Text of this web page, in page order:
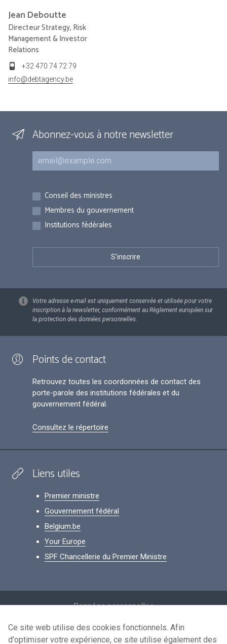
Jean Deboutte
Directeur Strategy, Risk
Management & Investor
Relations
+32 470 74 72 79
info@debtagency.be
Abonnez-vous à notre newsletter
Courriel
Inscriptions
Conseil des ministres
Membres du gouvernement
Institutions fédérales
Votre adresse e-mail est uniquement conservée et utilisée pour votre
inscription à la newsletter, conformément au Règlement européen sur
la protection des données personnelles.
Points de contact
Retrouvez toutes les coordonnées de contact des
porte-parole des institutions fédérales et du
gouvernement fédéral.
Consultez le répertoire
Liens utiles
Premier ministre
Gouvernement fédéral
Belgium.be
Your Europe
SPF Chancellerie du Premier Ministre
Données personnelles
Conditions de réutilisation
Ce site web utilise des cookies fonctionnels. Afin
d'optimiser votre expérience, ce site utilise également des